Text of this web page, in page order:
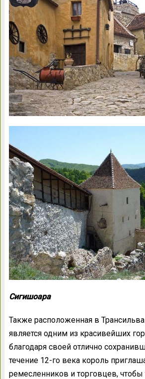
Сигишоара
Также расположенная в
является одним из красивейших
благодаря своей отлично
течение 12-го века король
ремесленников и торговцев,